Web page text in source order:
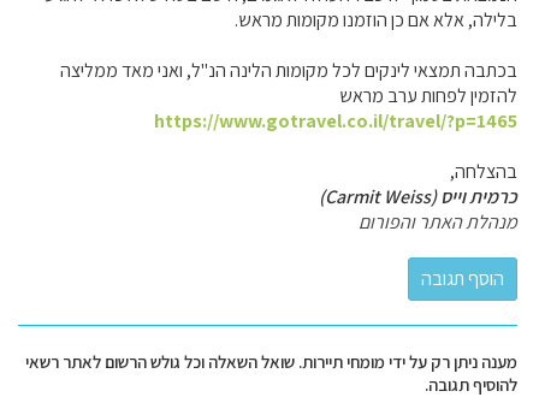
בלילה, אלא אם כן הוזמנו מקומות מראש.
בכתבה תמצאי לינקים לכל מקומות הלינה הנ"ל, ואני מאד ממליצה
להזמין לפחות ערב מראש
https://www.gotravel.co.il/travel/?p=1465
בהצלחה,
כרמית וייס (Carmit Weiss)
מנהלת האתר והפורום
מענה ניתן רק על ידי מומחי תיירות. שואל השאלה וכל גולש הרשום לאתר רשאי
להוסיף תגובה.